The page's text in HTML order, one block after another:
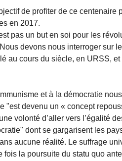
de profiter de ce
en 2017.
pas un but en soi pour les
devons nous interroger sur
au cours du siècle, en URSS,
et à la démocratie
"est devenu un « concept
volonté d’aller vers l’égalité
dont se gargarisent les
aucune réalité. Le suffrage
fois la poursuite du statu quo